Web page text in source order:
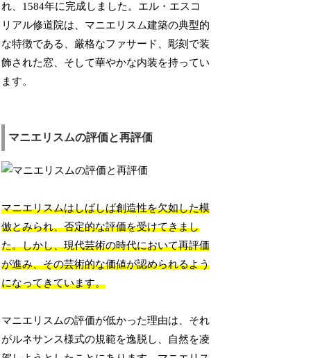
れ、1584年に完成しました。エル・エスコ
リアル修道院は、マニエリスム建築の典型的
な特徴である、厳格なファサード、彫刻で装
飾された窓、そして華やかな内装を持ってい
ます。
マニエリスムの評価と再評価
マニエリスムはしばしば創造性を欠如した模
倣とみられ、否定的な評価を受けてきまし
た。しかし、現代芸術の時代において再評価
が進み、その芸術的な価値が認められるよう
になってきています。
マニエリスムの評価が低かった理由は、それ
がルネサンス様式の規範を逸脱し、自然を凌